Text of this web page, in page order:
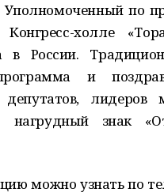
Уполномоченный по
холле
в России.
и
депутатов,
нагрудный знак
можно узнать по